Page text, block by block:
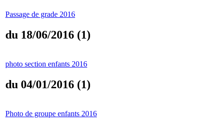
Passage de grade 2016
du 18/06/2016 (1)
photo section enfants 2016
du 04/01/2016 (1)
Photo de groupe enfants 2016